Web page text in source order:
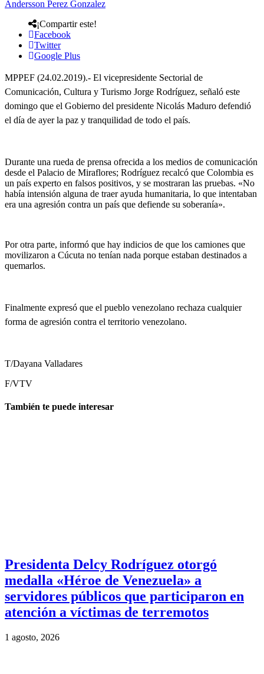
Andersson Perez Gonzalez
¡Compartir este!
Facebook
Twitter
Google Plus
MPPEF (24.02.2019).- El vicepresidente Sectorial de
Comunicación, Cultura y Turismo Jorge Rodríguez, señaló este
domingo que el Gobierno del presidente Nicolás Maduro defendió
el día de ayer la paz y tranquilidad de todo el país.
Durante una rueda de prensa ofrecida a los medios de comunicación
desde el Palacio de Miraflores; Rodríguez recalcó que Colombia es
un país experto en falsos positivos, y se mostraran las pruebas. «No
había intensión alguna de traer ayuda humanitaria, lo que intentaban
era una agresión contra un país que defiende su soberanía».
Por otra parte, informó que hay indicios de que los camiones que
movilizaron a Cúcuta no tenían nada porque estaban destinados a
quemarlos.
Finalmente expresó que el pueblo venezolano rechaza cualquier
forma de agresión contra el territorio venezolano.
T/Dayana Valladares
F/VTV
También te puede interesar
Presidenta Delcy Rodríguez otorgó
medalla «Héroe de Venezuela» a
servidores públicos que participaron en
atención a víctimas de terremotos
1 agosto, 2026